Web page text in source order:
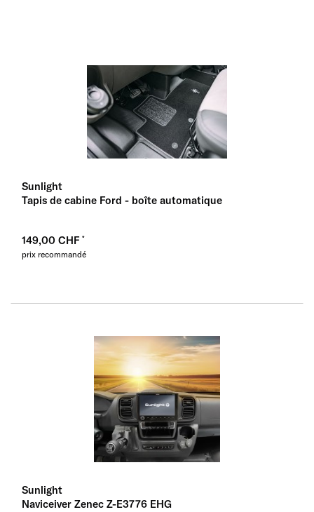
Sunlight
Tapis de cabine Ford - boîte automatique
149,00 CHF
prix recommandé
Sunlight
Naviceiver Zenec Z-E3776 EHG